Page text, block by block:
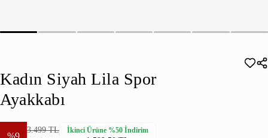
Kadın Siyah Lila Spor
Ayakkabı
3.499 TL
İkinci Ürüne %50 İndirim